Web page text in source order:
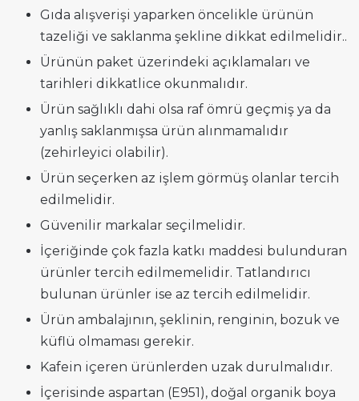
Gıda alışverişi yaparken öncelikle ürünün
tazeliği ve saklanma şekline dikkat edilmelidir..
Ürünün paket üzerindeki açıklamaları ve
tarihleri dikkatlice okunmalıdır.
Ürün sağlıklı dahi olsa raf ömrü geçmiş ya da
yanlış saklanmışsa ürün alınmamalıdır
(zehirleyici olabilir).
Ürün seçerken az işlem görmüş olanlar tercih
edilmelidir.
Güvenilir markalar seçilmelidir.
İçeriğinde çok fazla katkı maddesi bulunduran
ürünler tercih edilmemelidir. Tatlandırıcı
bulunan ürünler ise az tercih edilmelidir.
Ürün ambalajının, şeklinin, renginin, bozuk ve
küflü olmaması gerekir.
Kafein içeren ürünlerden uzak durulmalıdır.
İçerisinde aspartan (E951), doğal organik boya